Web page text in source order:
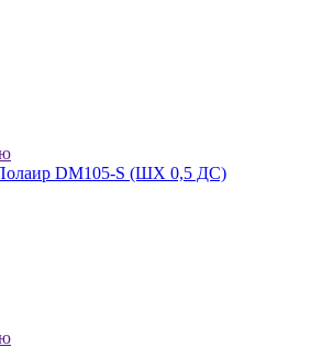
DM105-S (ШХ 0,5 ДС)